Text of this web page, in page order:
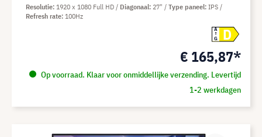
A
G
D
€ 165,87*
Op voorraad. Klaar voor onmiddellijke verzending. Levertijd
1-2 werkdagen
Resolutie 1920 x 1080 Full HD Diagonaal 27" Type paneel IPS
Refresh rate 100Hz